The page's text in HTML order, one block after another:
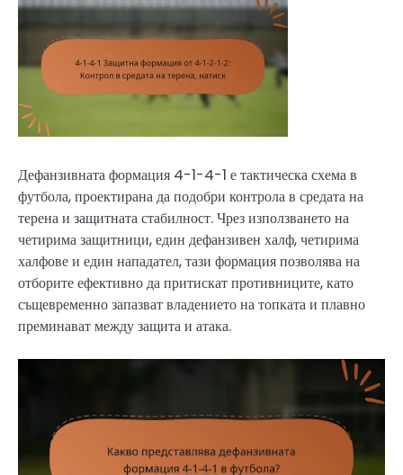
Дефанзивната формация 4-1-4-1 е тактическа схема в
футбола, проектирана да подобри контрола в средата на
терена и защитната стабилност. Чрез използването на
четирима защитници, един дефанзивен халф, четирима
халфове и един нападател, тази формация позволява на
отборите ефективно да притискат противниците, като
същевременно запазват владението на топката и плавно
преминават между защита и атака.